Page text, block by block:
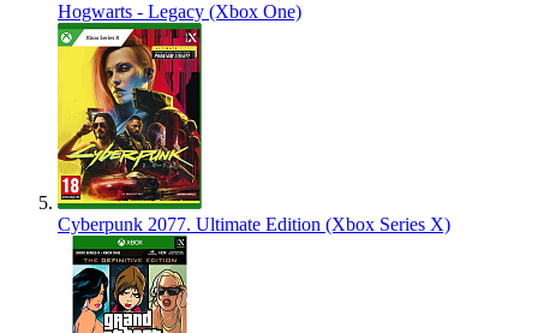
Hogwarts - Legacy (Xbox One)
Cyberpunk 2077. Ultimate Edition (Xbox Series X)